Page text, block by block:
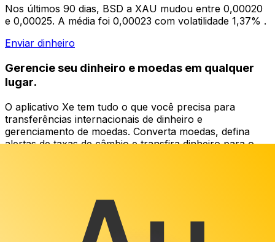
Nos últimos 90 dias, BSD a XAU mudou entre 0,00020
e 0,00025. A média foi 0,00023 com volatilidade 1,37% .
Enviar dinheiro
Gerencie seu dinheiro e moedas em qualquer
lugar.
O aplicativo Xe tem tudo o que você precisa para
transferências internacionais de dinheiro e
gerenciamento de moedas. Converta moedas, defina
alertas de taxas de câmbio e transfira dinheiro para o